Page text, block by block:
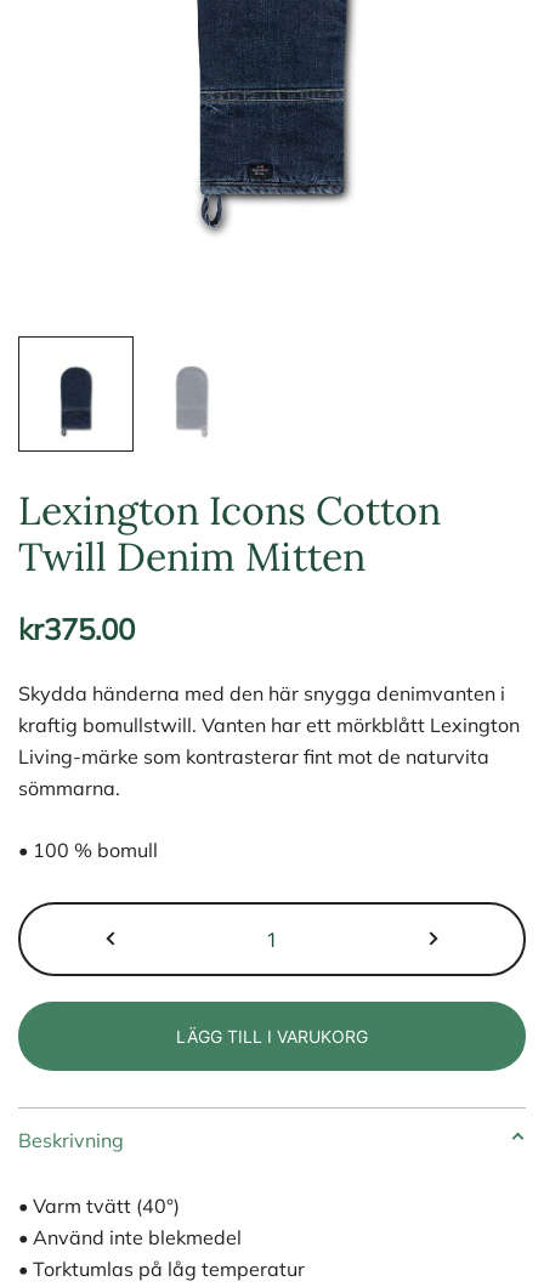
Lexington Icons Cotton
Twill Denim Mitten
kr375.00
Skydda händerna med den här snygga denimvanten i
kraftig bomullstwill. Vanten har ett mörkblått Lexington
Living-märke som kontrasterar fint mot de naturvita
sömmarna.
• 100 % bomull
Icons
Cotton
Denim
Mitten
mängd
LÄGG TILL I VARUKORG
Beskrivning
• Varm tvätt (40°)
• Använd inte blekmedel
• Torktumlas på låg temperatur